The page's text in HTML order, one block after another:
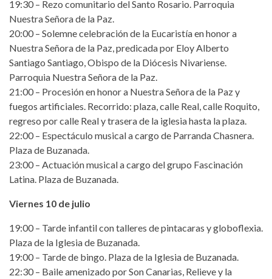
19:30 – Rezo comunitario del Santo Rosario. Parroquia
Nuestra Señora de la Paz.
20:00 – Solemne celebración de la Eucaristía en honor a
Nuestra Señora de la Paz, predicada por Eloy Alberto
Santiago Santiago, Obispo de la Diócesis Nivariense.
Parroquia Nuestra Señora de la Paz.
21:00 – Procesión en honor a Nuestra Señora de la Paz y
fuegos artificiales. Recorrido: plaza, calle Real, calle Roquito,
regreso por calle Real y trasera de la iglesia hasta la plaza.
22:00 – Espectáculo musical a cargo de Parranda Chasnera.
Plaza de Buzanada.
23:00 – Actuación musical a cargo del grupo Fascinación
Latina. Plaza de Buzanada.
Viernes 10 de julio
19:00 – Tarde infantil con talleres de pintacaras y globoflexia.
Plaza de la Iglesia de Buzanada.
19:00 – Tarde de bingo. Plaza de la Iglesia de Buzanada.
22:30 – Baile amenizado por Son Canarias, Relieve y la